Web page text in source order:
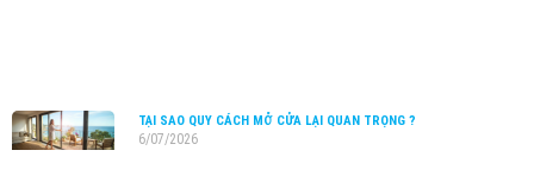
TẠI SAO QUY CÁCH MỞ CỬA LẠI QUAN TRỌNG ?
6/07/2026